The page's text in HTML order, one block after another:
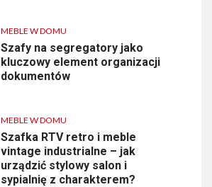
MEBLE W DOMU
Szafy na segregatory jako
kluczowy element organizacji
dokumentów
MEBLE W DOMU
Szafka RTV retro i meble
vintage industrialne – jak
urządzić stylowy salon i
sypialnię z charakterem?